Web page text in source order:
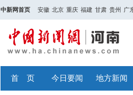
中新网首页 安徽 北京 重庆 福建 甘肃 贵州 广
首 页 今日要闻 地方新闻